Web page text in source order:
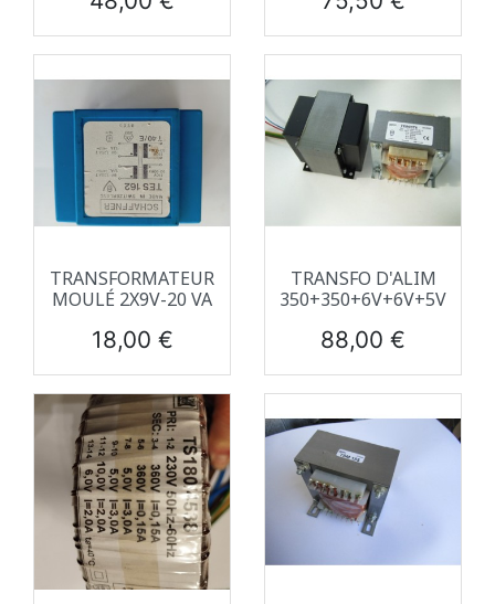
TRANSFORMATEUR
MOULÉ 2X9V-20 VA
Prix
18,00 €
TRANSFO D'ALIM
350+350+6V+6V+5V
Prix
88,00 €